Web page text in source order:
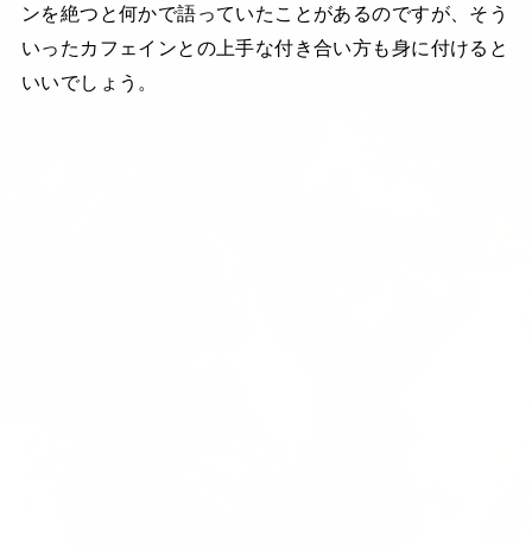
ンを絶つと何かで語っていたことがあるのですが、そう
いったカフェインとの上手な付き合い方も身に付けると
いいでしょう。